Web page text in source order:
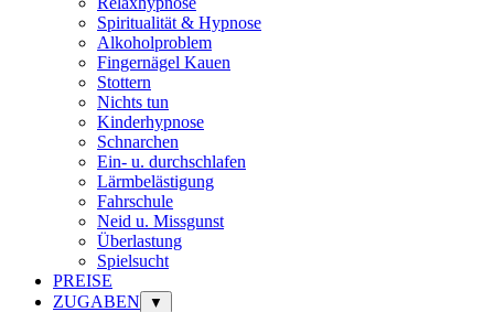
Spiritualität & Hypnose
Alkoholproblem
Fingernägel Kauen
Stottern
Nichts tun
Kinderhypnose
Schnarchen
Ein- u. durchschlafen
Lärmbelästigung
Fahrschule
Neid u. Missgunst
Überlastung
Spielsucht
PREISE
ZUGABEN
▼